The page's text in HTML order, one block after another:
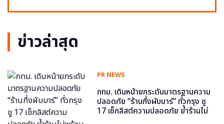
ข่าวล่าสุด
PR NEWS
กทม. เดินหน้ายกระดับมาตรฐานความ
ปลอดภัย “ร้านกึ่งผับบาร์” ทั่วกรุง ชู
17 เช็กลิสต์ความปลอดภัย ย้ำร้านไม่